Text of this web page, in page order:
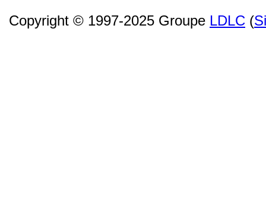
Copyright © 1997-2025 Groupe LDLC (